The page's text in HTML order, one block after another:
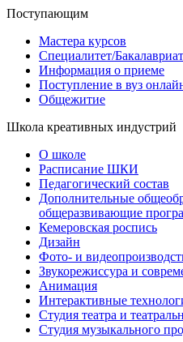
Поступающим
Мастера курсов
Специалитет/Бакалавриат
Информация о приеме
Поступление в вуз
Общежитие
Школа креативных индустрий
О школе
Расписание ШКИ
Педагогический состав
Дополнительные
общеразвивающие
Кемеровская роспись
Дизайн
Фото- и
Звукорежиссура и
Анимация
Интерактивные
Студия театра и
Студия музыкального